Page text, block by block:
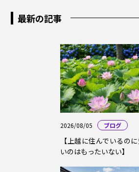
最新の記事
2026/08/05 ブログ
【上越に住んでいるの
いのはもったいない】